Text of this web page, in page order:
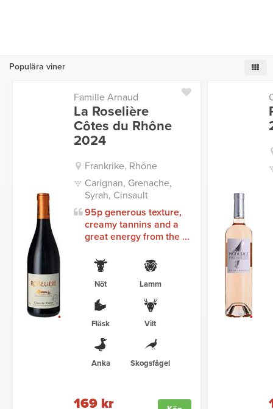
Populära viner
Famille Arnaud
La Roselière
Côtes du Rhône
2024
Frankrike, Rhône
Carignan, Grenache,
Syrah, Cinsault
95p generous texture,
creamy tannins and a
great energy from the ...
Nöt Lamm
Fläsk Vilt
Anka Skogsfågel
169 kr